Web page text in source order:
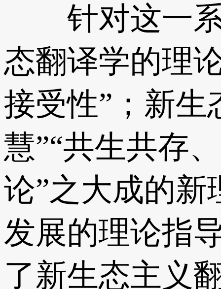
针对这一系
态翻译学的理
接受性”；新生
慧”“共生共存
论”之大成的
发展的理论指
了新生态主义